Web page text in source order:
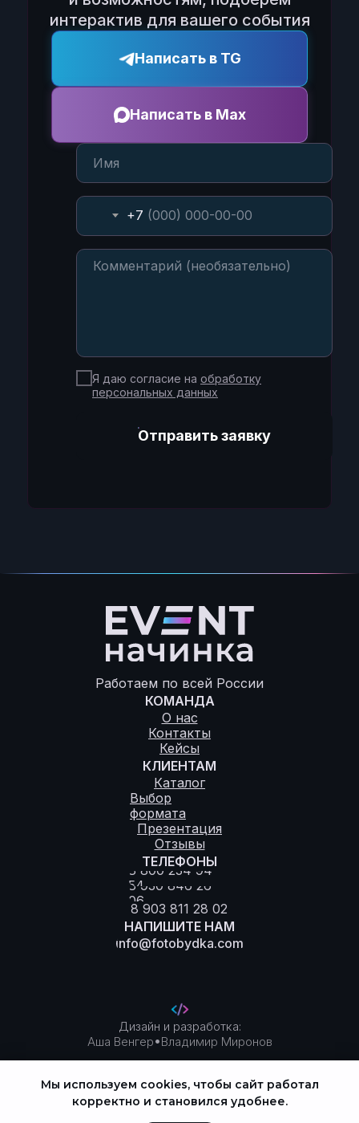
интерактив для вашего события
Написать в TG
Написать в Max
+7
Я даю согласие на обработку
персональных данных
Отправить заявку
Мы используем cookies, чтобы сайт работал
корректно и становился удобнее.
Работаем по всей России
КОМАНДА
О нас
Контакты
Кейсы
КЛИЕНТАМ
Каталог
Выбор
формата
Презентация
Отзывы
ТЕЛЕФОНЫ
8 800 234 94
54
8 930 846 26
06
8 903 811 28 02
НАПИШИТЕ НАМ
info@fotobydka.com
Дизайн и разработка:
Аша Венгер•Владимир Миронов
Политика конфиденциальности